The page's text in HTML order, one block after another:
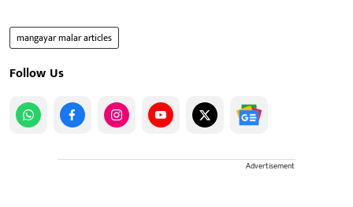
mangayar malar articles
Follow Us
Advertisement